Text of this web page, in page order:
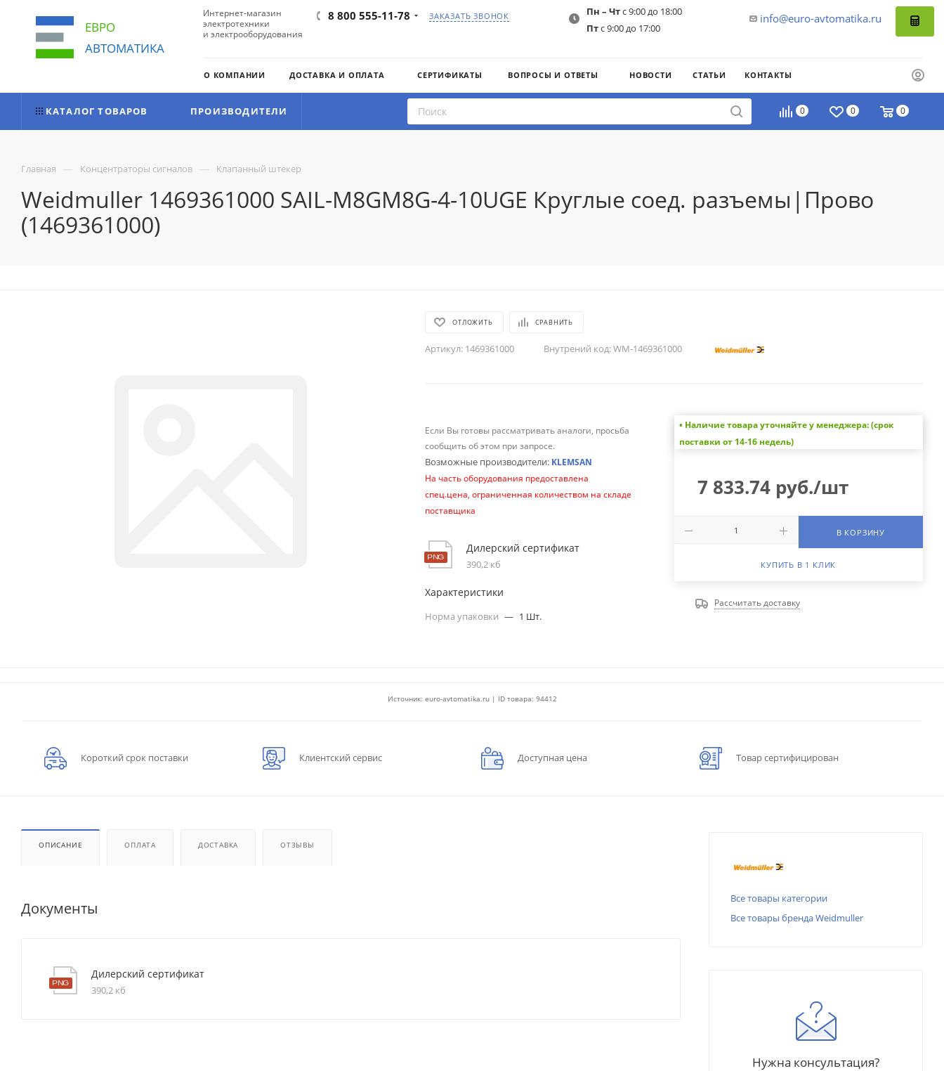
ЕВРО
АВТОМАТИКА
Интернет-магазин
электротехники
и электрооборудования
8 800 555-11-78 ЗАКАЗАТЬ ЗВОНОК info@euro-avtomatika.ru
Пн – Чтс 9:00 до 18:00
Птс 9:00 до 17:00
О КОМПАНИИ ДОСТАВКА И ОПЛАТА СЕРТИФИКАТЫ ВОПРОСЫ И ОТВЕТЫ НОВОСТИ СТАТЬИ КОНТАКТЫ
0 0 0
КАТАЛОГ ТОВАРОВ ПРОИЗВОДИТЕЛИ
Главная — Концентраторы сигналов — Клапанный штекер
Weidmuller 1469361000 SAIL-M8GM8G-4-10UGE Круглые соед. разъемы|Прово
(1469361000)
ОТЛОЖИТЬ СРАВНИТЬ
Артикул: 1469361000 Внутрений код:WM-1469361000
Если Вы готовы рассматривать аналоги, просьба
сообщить об этом при запросе.
Возможные производители: KLEMSAN
На часть оборудования предоставлена
спец.цена, ограниченная количеством на складе
поставщика
Дилерский сертификат
390,2 кб
Характеристики
Норма упаковки — 1 Шт.
• Наличие товара уточняйте у менеджера: (срок
поставки от 14-16 недель)
7 833.74руб./шт
В КОРЗИНУ
КУПИТЬ В 1 КЛИК
Рассчитать доставку
Источник: euro-avtomatika.ru | ID товара: 94412
Короткий срок поставки Клиентский сервис Доступная цена Товар сертифицирован
ОПИСАНИЕ ОПЛАТА ДОСТАВКА ОТЗЫВЫ
Документы
Дилерский сертификат
390,2 кб
Все товары категории
Все товары бренда Weidmuller
Нужна консультация?